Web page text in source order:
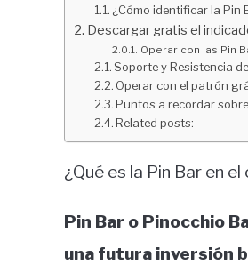
¿Cómo identificar la Pin
Descargar gratis el
Operar con las Pin
Soporte y Resistencia
Operar con el patrón
Puntos a recordar
Related posts:
¿Qué es la Pin Bar en
Pin Bar o Pinocchio
una futura inversión